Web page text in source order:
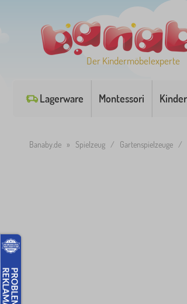
Der Kindermöbelexperte
Lagerware Montessori
Banaby.de » Spielzeug / Gartenspielzeuge /